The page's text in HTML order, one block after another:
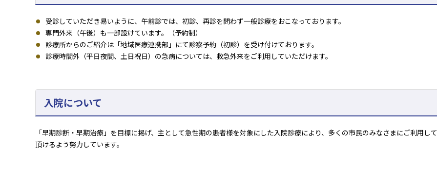
受診していただき易いように、午前診では、初診、再診を問わず一般診療をおこなっております。
専門外来（午後）も一部設けています。（予約制）
診療所からのご紹介は「地域医療連携部」にて診察予約（初診）を受け付けております。
診療時間外（平日夜間、土日祝日）の急病については、救急外来をご利用していただけます。
入院について
「早期診断・早期治療」を目標に掲げ、主として急性期の患者様を対象にした入院診療により、多くの市民のみなさまにご利用して
頂けるよう努力しています。